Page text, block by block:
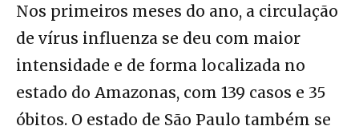
Nos primeiros meses do ano, a circulação
de vírus influenza se deu com maior
intensidade e de forma localizada no
estado do Amazonas, com 139 casos e 35
óbitos. O estado de São Paulo também se